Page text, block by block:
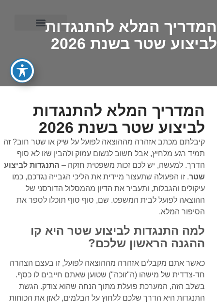
המדריך המלא להתנגדות
לביצוע שטר בשנת 2026
המדריך המלא להתנגדות
לביצוע שטר בשנת 2026
קיבלתם מכתב אזהרה מההוצאה לפועל על שיק או שטר חוב? זה
תמיד רגע מלחיץ, אבל חשוב לנשום עמוק ולהבין שזו לא סוף
הדרך. למעשה, יש לכם זכות משפטית חזקה – התנגדות לביצוע
שטר. זו הפעולה שתעצור מיידית את הליכי הגבייה נגדכם, כמו
עיקולים והגבלות, ותעביר את הדיון מהמסלול הדורסני של
ההוצאה לפועל לבית המשפט. שם, סוף סוף תוכלו לספר את
הסיפור המלא.
למה התנגדות לביצוע שטר היא קו
ההגנה הראשון שלכם?
כאשר אתם מקבלים אזהרה מההוצאה לפועל, זו בעצם הצהרה
חד-צדדית של מישהו (ה"זוכה") שטוען שאתם חייבים לו כסף.
בשלב הזה, המערכת פועלת מתוך הנחה שהוא צודק. הגשת
התנגדות היא הדרך שלכם ללחוץ על הבלמים, לאזן את הכוחות